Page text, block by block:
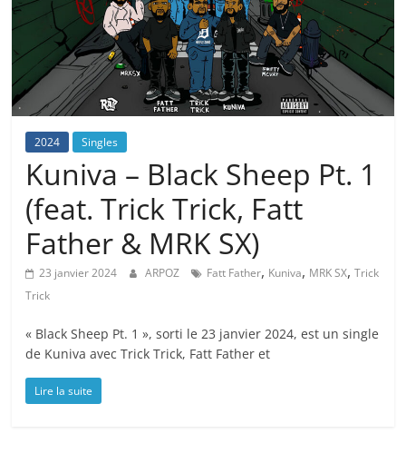
2024 Singles
Kuniva – Black Sheep Pt. 1
(feat. Trick Trick, Fatt
Father & MRK SX)
23 janvier 2024 ARPOZ Fatt Father, Kuniva, MRK SX,Trick
Trick
« Black Sheep Pt. 1 », sorti le 23 janvier 2024, est un single
de Kuniva avec Trick Trick, Fatt Father et
Lire la suite